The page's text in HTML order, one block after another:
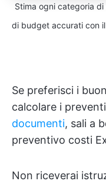
Stima ogni categoria
di budget accurati con
Se preferisci i
calcolare i
documenti, sali a
preventivo costi
Non riceverai